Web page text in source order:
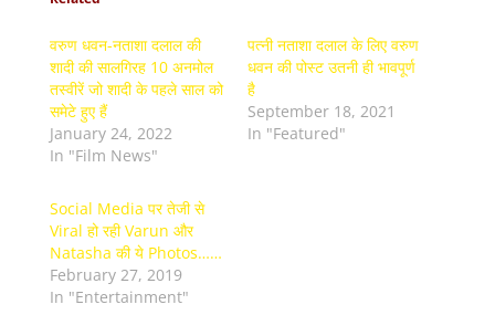
वरुण धवन-नताशा दलाल की
शादी की सालगिरह 10 अनमोल
तस्वीरें जो शादी के पहले साल को
समेटे हुए हैं
January 24, 2022
In "Film News"
पत्नी नताशा दलाल के लिए वरुण
धवन की पोस्ट उतनी ही भावपूर्ण
है
September 18, 2021
In "Featured"
Social Media पर तेजी से
Viral हो रही Varun और
Natasha की ये Photos……
February 27, 2019
In "Entertainment"